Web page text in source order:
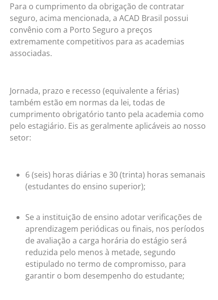
Para o cumprimento da obrigação de contratar
seguro, acima mencionada, a ACAD Brasil possui
convênio com a Porto Seguro a preços
extremamente competitivos para as academias
associadas.
Jornada, prazo e recesso (equivalente a férias)
também estão em normas da lei, todas de
cumprimento obrigatório tanto pela academia como
pelo estagiário. Eis as geralmente aplicáveis ao nosso
setor:
6 (seis) horas diárias e 30 (trinta) horas semanais
(estudantes do ensino superior);
Se a instituição de ensino adotar verificações de
aprendizagem periódicas ou finais, nos períodos
de avaliação a carga horária do estágio será
reduzida pelo menos à metade, segundo
estipulado no termo de compromisso, para
garantir o bom desempenho do estudante;